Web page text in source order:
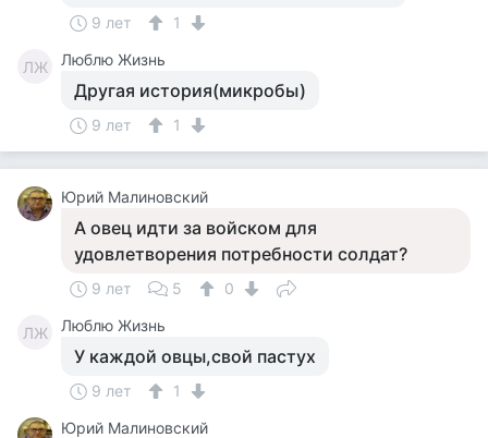
9 лет 1
ЛЖ Люблю Жизнь
Другая история(микробы)
9 лет 1
Юрий Малиновский
А овец идти за войском для
удовлетворения потребности солдат?
9 лет 5 0
ЛЖ Люблю Жизнь
У каждой овцы,свой пастух
9 лет
1
Юрий Малиновский